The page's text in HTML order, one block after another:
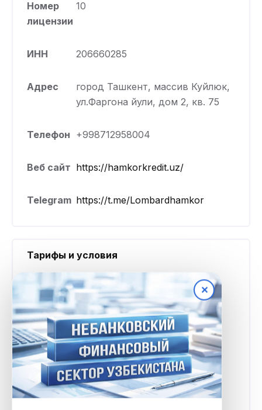
Номер
лицензии
10
ИНН 206660285
Адрес
город Ташкент, массив Куйлюк,
ул.Фаргона йули, дом 2, кв. 75
Телефон +998712958004
Веб сайт https://hamkorkredit.uz/
Telegram https://t.me/Lombardhamkor
Тарифы и условия
Минимальная
сумма
100 000 UZS
Максимальная
сумма
18 500 000 UZS
Процентная
ставка
0,3% в сутки
✕